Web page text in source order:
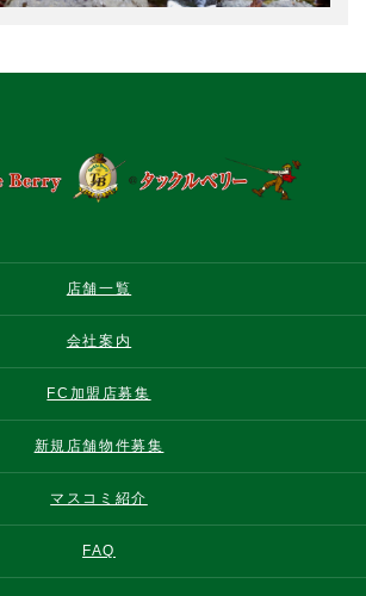
店舗一覧
会社案内
FC加盟店募集
新規店舗物件募集
マスコミ紹介
FAQ